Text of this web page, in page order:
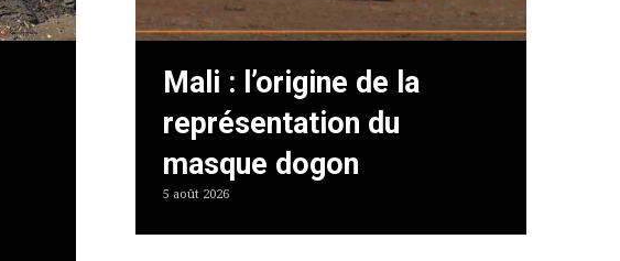
Mali : l’origine de la
représentation du
masque dogon
5 août 2026